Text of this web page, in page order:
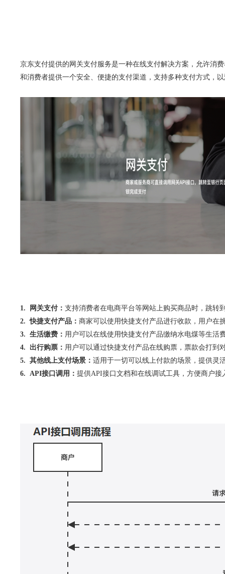
京东支付提供的网关支付服务是一种在线支付解决方案，允许消
和消费者提供一个安全、便捷的支付渠道，支持多种支付方式，
1. 网关支付： 支持消费者在电商平台等网站上购买商品时，跳转
2. 快捷支付产品： 商家可以使用快捷支付产品进行收款，用户在
3. 生活缴费： 用户可以在线使用快捷支付产品缴纳水电煤等生活
4. 出行购票： 用户可以通过快捷支付产品在线购票，票款会打到
5. 其他线上支付场景： 适用于一切可以线上付款的场景，提供灵
6. API接口调用： 提供API接口文档和在线调试工具，方便商户接